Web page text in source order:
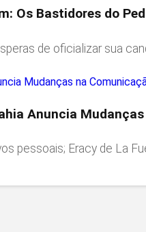
Os Bastidores do
de oficializar sua
Anuncia
pessoais; Eracy de La